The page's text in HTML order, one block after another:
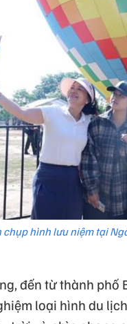
chụp hình lưu niệm tại
đến từ thành
loại hình du